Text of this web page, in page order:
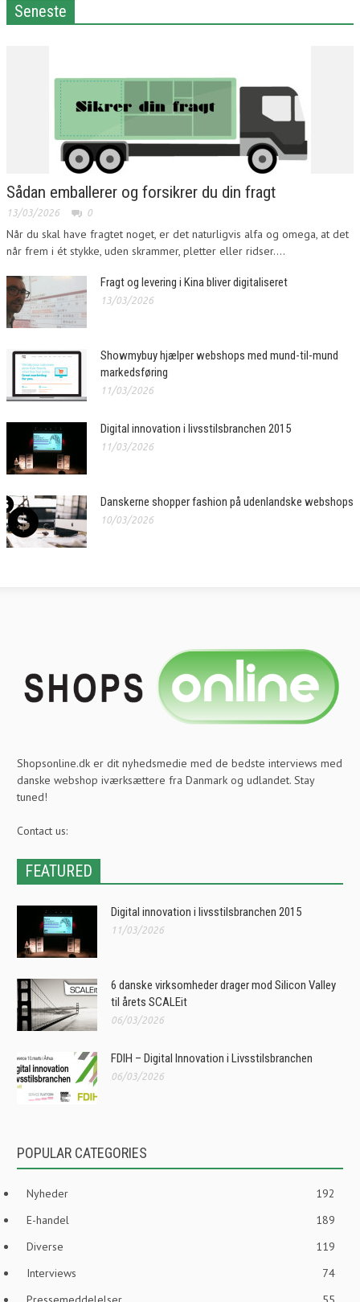
Seneste
Sådan emballerer og forsikrer du din fragt
13/03/2026 0
Når du skal have fragtet noget, er det naturligvis alfa og omega, at det
når frem i ét stykke, uden skrammer, pletter eller ridser....
Fragt og levering i Kina bliver digitaliseret
13/03/2026
Showmybuy hjælper webshops med mund-til-mund
markedsføring
11/03/2026
Digital innovation i livsstilsbranchen 2015
11/03/2026
Danskerne shopper fashion på udenlandske webshops
10/03/2026
Shopsonline.dk er dit nyhedsmedie med de bedste interviews med
danske webshop iværksættere fra Danmark og udlandet. Stay
tuned!
Contact us:
FEATURED
Digital innovation i livsstilsbranchen 2015
11/03/2026
6 danske virksomheder drager mod Silicon Valley
til årets SCALEit
06/03/2026
FDIH – Digital Innovation i Livsstilsbranchen
06/03/2026
POPULAR CATEGORIES
Nyheder
192
E-handel
189
Diverse
119
Interviews
74